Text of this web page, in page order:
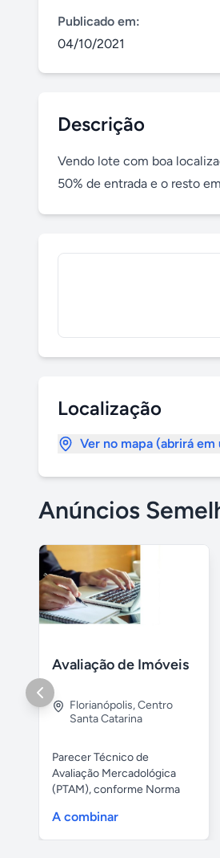
Publicado em:
04/10/2021
Descrição
Vendo lote com boa
50% de entrada e o resto
Localização
Ver no mapa (abrirá em
Anúncios
Avaliação de Imóveis
Florianópolis,Centro
Santa Catarina
Parecer Técnico de
Avaliação Mercadológica
(PTAM), conforme Norma
A combinar